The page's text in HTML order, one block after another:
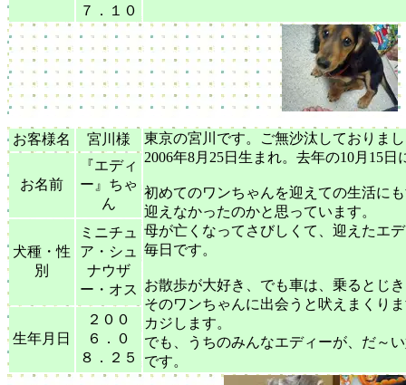
７．１０
お客様名 宮川様
東京の宮川です。ご無沙汰しておりま
2006年8月25日生まれ。去年の10月15
初めてのワンちゃんを迎えての生活に
迎えなかったのかと思っています。
母が亡くなってさびしくて、迎えたエ
毎日です。
お散歩が大好き、でも車は、乗るとじ
そのワンちゃんに出会うと吠えまくり
カジします。
でも、うちのみんなエディーが、だ
です。
お名前
『エディ
ー』ちゃ
ん
犬種・性
別
ミニチュ
ア・シュ
ナウザ
ー・オス
生年月日
２００
６．０
８．２５